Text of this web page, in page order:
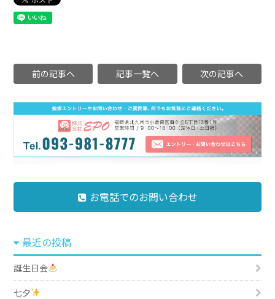
前の記事へ 記事一覧へ 次の記事へ
お電話でのお問い合わせ
最近の投稿
誕生日会
七夕